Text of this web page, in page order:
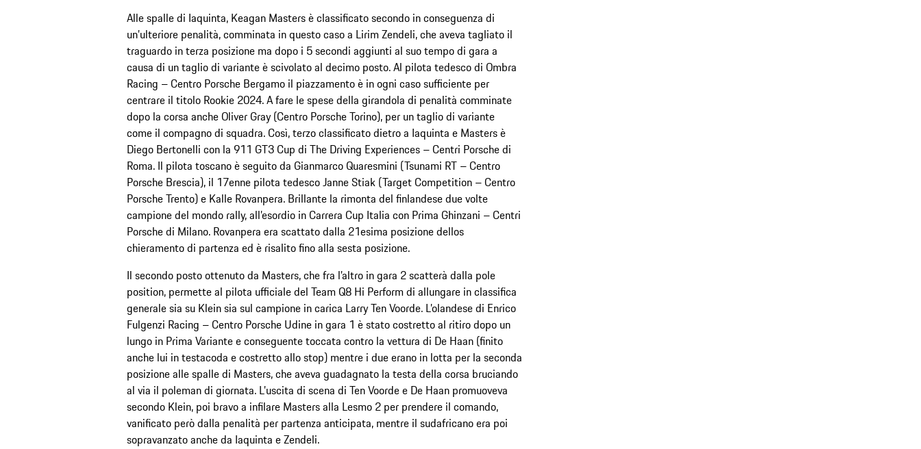
Alle spalle di Iaquinta, Keagan Masters è classificato secondo in conseguenza di
un’ulteriore penalità, comminata in questo caso a Lirim Zendeli, che aveva tagliato il
traguardo in terza posizione ma dopo i 5 secondi aggiunti al suo tempo di gara a
causa di un taglio di variante è scivolato al decimo posto. Al pilota tedesco di Ombra
Racing – Centro Porsche Bergamo il piazzamento è in ogni caso sufficiente per
centrare il titolo Rookie 2024. A fare le spese della girandola di penalità comminate
dopo la corsa anche Oliver Gray (Centro Porsche Torino), per un taglio di variante
come il compagno di squadra. Così, terzo classificato dietro a Iaquinta e Masters è
Diego Bertonelli con la 911 GT3 Cup di The Driving Experiences – Centri Porsche di
Roma. Il pilota toscano è seguito da Gianmarco Quaresmini (Tsunami RT – Centro
Porsche Brescia), il 17enne pilota tedesco Janne Stiak (Target Competition – Centro
Porsche Trento) e Kalle Rovanpera. Brillante la rimonta del finlandese due volte
campione del mondo rally, all’esordio in Carrera Cup Italia con Prima Ghinzani – Centri
Porsche di Milano. Rovanpera era scattato dalla 21esima posizione dellos
chieramento di partenza ed è risalito fino alla sesta posizione.
Il secondo posto ottenuto da Masters, che fra l’altro in gara 2 scatterà dalla pole
position, permette al pilota ufficiale del Team Q8 Hi Perform di allungare in classifica
generale sia su Klein sia sul campione in carica Larry Ten Voorde. L’olandese di Enrico
Fulgenzi Racing – Centro Porsche Udine in gara 1 è stato costretto al ritiro dopo un
lungo in Prima Variante e conseguente toccata contro la vettura di De Haan (finito
anche lui in testacoda e costretto allo stop) mentre i due erano in lotta per la seconda
posizione alle spalle di Masters, che aveva guadagnato la testa della corsa bruciando
al via il poleman di giornata. L’uscita di scena di Ten Voorde e De Haan promuoveva
secondo Klein, poi bravo a infilare Masters alla Lesmo 2 per prendere il comando,
vanificato però dalla penalità per partenza anticipata, mentre il sudafricano era poi
sopravanzato anche da Iaquinta e Zendeli.